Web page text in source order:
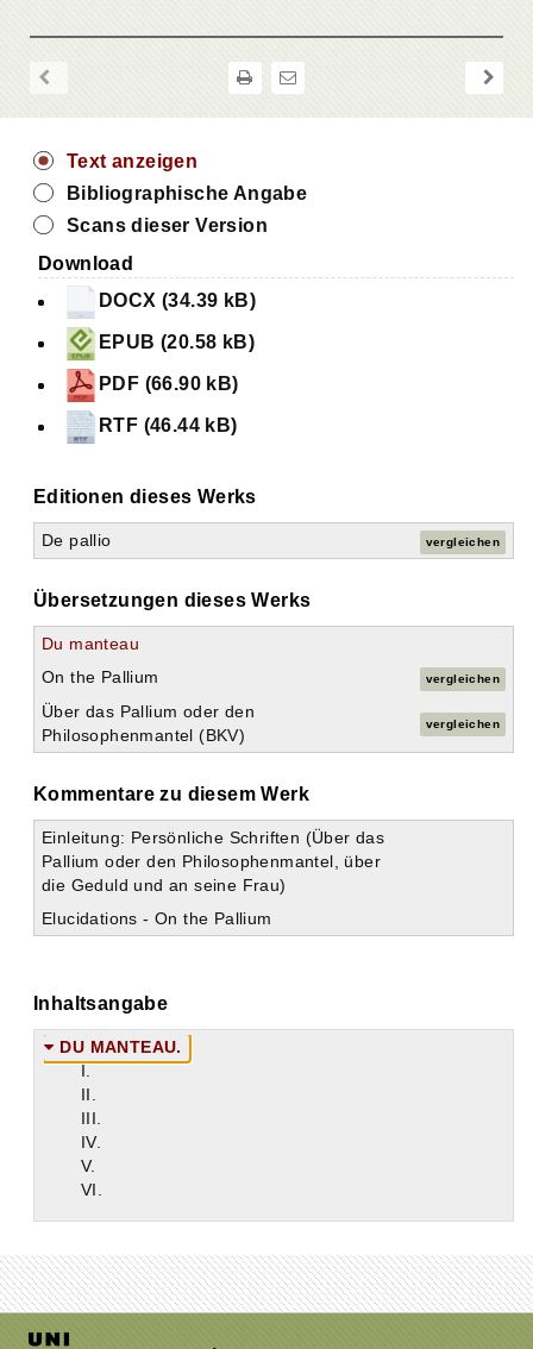
Text anzeigen
Bibliographische Angabe
Scans dieser Version
Download
DOCX (34.39 kB)
EPUB (20.58 kB)
PDF (66.90 kB)
RTF (46.44 kB)
Editionen dieses Werks
De pallio vergleichen
Übersetzungen dieses Werks
Du manteau
On the Pallium
vergleichen
Über das Pallium oder den
Philosophenmantel (BKV)
vergleichen
Kommentare zu diesem Werk
Einleitung: Persönliche Schriften (Über das
Pallium oder den Philosophenmantel, über
die Geduld und an seine Frau)
Elucidations - On the Pallium
Inhaltsangabe
DU MANTEAU.
I.
II.
III.
IV.
V.
VI.